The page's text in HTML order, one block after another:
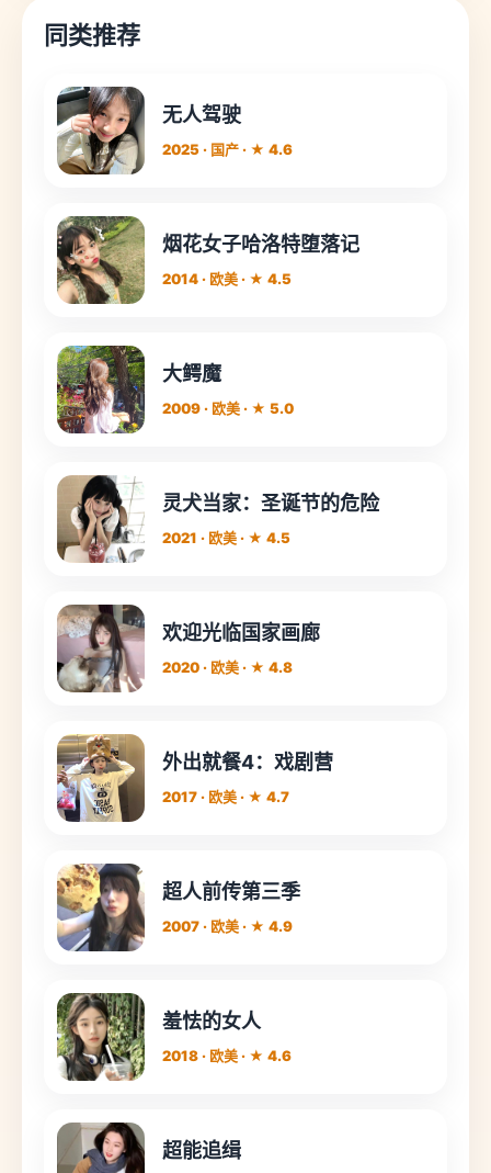
同类推荐
无人驾驶
2025 · 国产 · ★ 4.6
烟花女子哈洛特堕落记
2014 · 欧美 · ★ 4.5
大鳄魔
2009 · 欧美 · ★ 5.0
灵犬当家：圣诞节的危险
2021 · 欧美 · ★ 4.5
欢迎光临国家画廊
2020 · 欧美 · ★ 4.8
外出就餐4：戏剧营
2017 · 欧美 · ★ 4.7
超人前传第三季
2007 · 欧美 · ★ 4.9
羞怯的女人
2018 · 欧美 · ★ 4.6
超能追缉